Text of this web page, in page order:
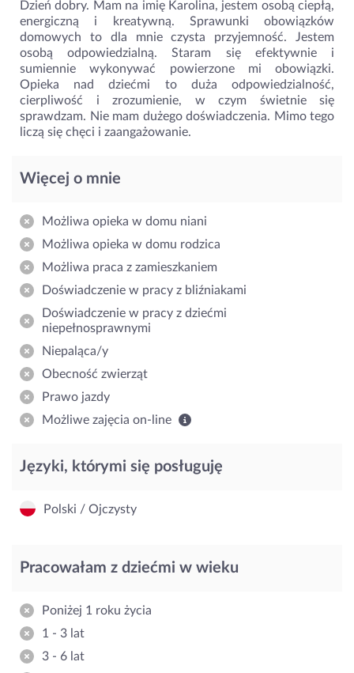
Dzień dobry. Mam na imię Karolina, jestem osobą ciepłą,
energiczną i kreatywną. Sprawunki obowiązków
domowych to dla mnie czysta przyjemność. Jestem
osobą odpowiedzialną. Staram się efektywnie i
sumiennie wykonywać powierzone mi obowiązki.
Opieka nad dziećmi to duża odpowiedzialność,
cierpliwość i zrozumienie, w czym świetnie się
sprawdzam. Nie mam dużego doświadczenia. Mimo tego
liczą się chęci i zaangażowanie.
Więcej o mnie
Możliwa opieka w domu niani
Możliwa opieka w domu rodzica
Możliwa praca z zamieszkaniem
Doświadczenie w pracy z bliźniakami
Doświadczenie w pracy z dziećmi
niepełnosprawnymi
Niepaląca/y
Obecność zwierząt
Prawo jazdy
Możliwe zajęcia on-line
Języki, którymi się posługuję
Polski / Ojczysty
Pracowałam z dziećmi w wieku
Poniżej 1 roku życia
1 - 3 lat
3 - 6 lat